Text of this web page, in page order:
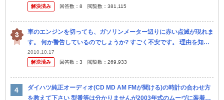
と思い...
解決済み 回答数： 8 閲覧数： 381,115
車のエンジンを切っても、ガソリンメーター辺りに赤い点滅が現れま
す。 何か警告しているのでしょうか? すごく不安です。 理由を知っ
ていましたら誰か教えて下さい！ 車の種類はダイハツの鹿がCMし
て...
2010.10.17
解決済み
回答数： 3 閲覧数： 269,933
ダイハツ純正オーディオ(CD MD AM FMが聞ける)の時計の合わせ方
を教えて下さい 型番等は分かりませんが2003年式のムーヴに装着さ